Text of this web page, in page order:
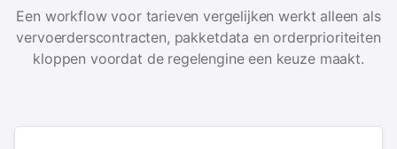
Een workflow voor tarieven vergelijken werkt alleen als
vervoerderscontracten, pakketdata en orderprioriteiten
kloppen voordat de regelengine een keuze maakt.